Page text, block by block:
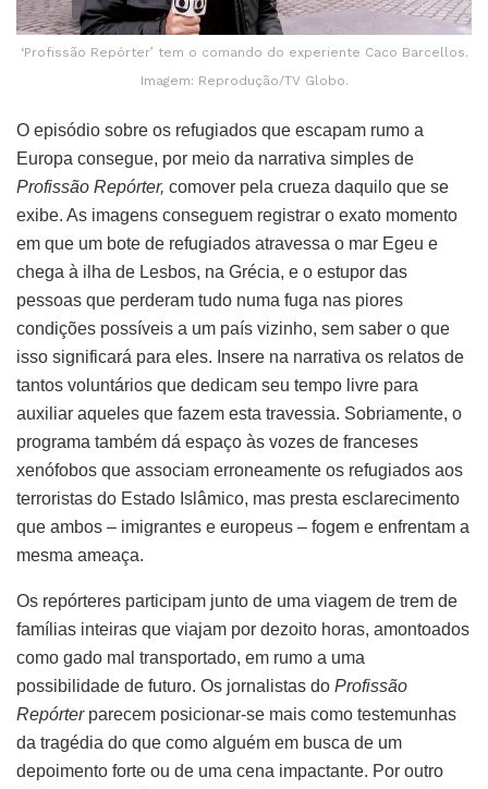
‘Profissão Repórter’ tem o comando do experiente Caco Barcellos.
Imagem: Reprodução/TV Globo.
O episódio sobre os refugiados que escapam rumo a
Europa consegue, por meio da narrativa simples de
Profissão Repórter, comover pela crueza daquilo que se
exibe. As imagens conseguem registrar o exato momento
em que um bote de refugiados atravessa o mar Egeu e
chega à ilha de Lesbos, na Grécia, e o estupor das
pessoas que perderam tudo numa fuga nas piores
condições possíveis a um país vizinho, sem saber o que
isso significará para eles. Insere na narrativa os relatos de
tantos voluntários que dedicam seu tempo livre para
auxiliar aqueles que fazem esta travessia. Sobriamente, o
programa também dá espaço às vozes de franceses
xenófobos que associam erroneamente os refugiados aos
terroristas do Estado Islâmico, mas presta esclarecimento
que ambos – imigrantes e europeus – fogem e enfrentam a
mesma ameaça.
Os repórteres participam junto de uma viagem de trem de
famílias inteiras que viajam por dezoito horas, amontoados
como gado mal transportado, em rumo a uma
possibilidade de futuro. Os jornalistas do Profissão
Repórter parecem posicionar-se mais como testemunhas
da tragédia do que como alguém em busca de um
depoimento forte ou de uma cena impactante. Por outro